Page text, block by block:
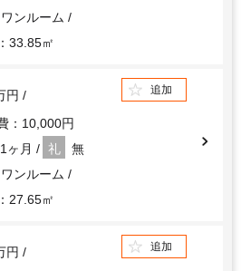
ワンルーム
33.85㎡
円
：10,000円
1ヶ月 礼
無
ワンルーム
27.65㎡
追加
円
追加